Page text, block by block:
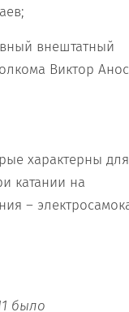
внештатный
Виктор
характерны для
катании на
–
было